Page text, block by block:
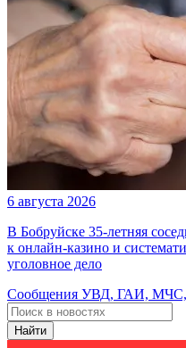
6 августа 2026
В Бобруйске 35-летняя
к онлайн-казино и
уголовное дело
Сообщения УВД, ГАИ, МЧС,
Найти